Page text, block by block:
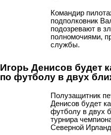
Командир
подполковник
подозревают в
полномочиями,
службы.
Игорь Денисов будет
по футболу в двух
Полузащитник
Денисов будет
футболу в двух
турнира
Северной